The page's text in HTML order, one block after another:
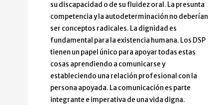
su discapacidad o de su fluidez oral. La presunta
competencia y la autodeterminación no deberían
ser conceptos radicales. La dignidad es
fundamental para la existencia humana. Los DSP
tienen un papel único para apoyar todas estas
cosas aprendiendo a comunicarse y
estableciendo una relación profesional con la
persona apoyada. La comunicación es parte
integrante e imperativa de una vida digna.